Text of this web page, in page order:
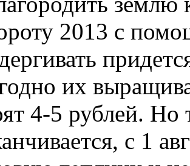
2013 с
их
4-5 рублей. Но
с 1